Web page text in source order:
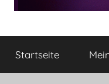
Yvis
Lifestyle
kleine
Lifestyle
Startseite